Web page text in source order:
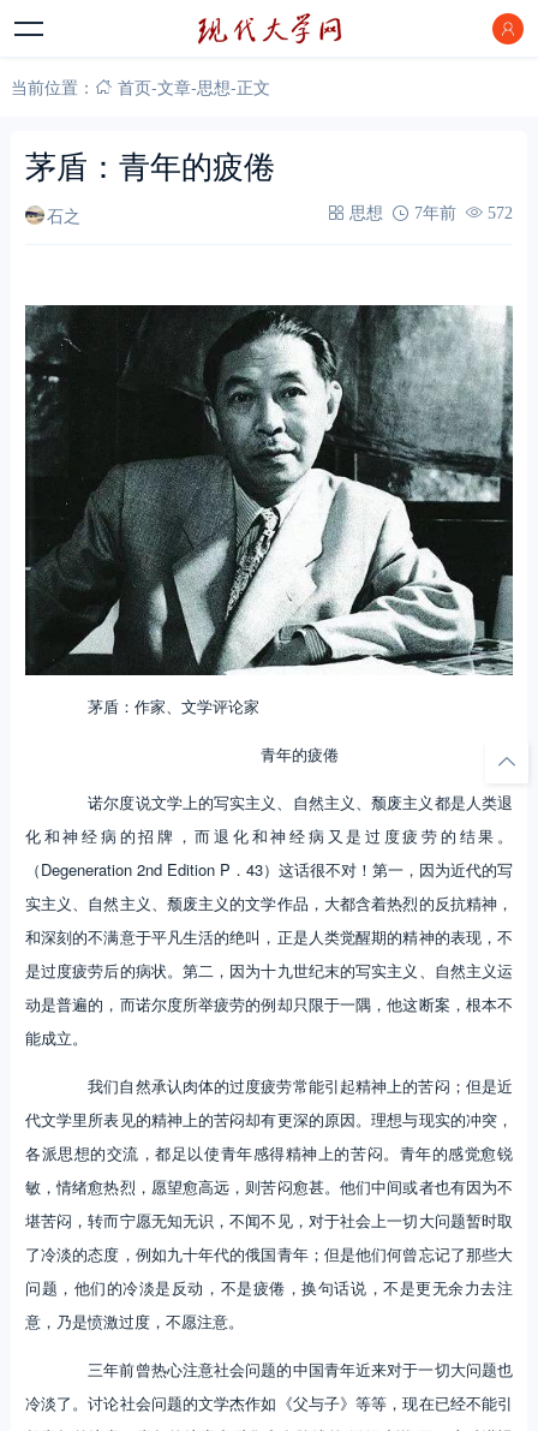
当前位置： 首页-文章-思想-正文
茅盾：青年的疲倦
石之 思想 7年前 572
茅盾：作家、文学评论家
青年的疲倦
诺尔度说文学上的写实主义、自然主义、颓废主义都是人类退
化和神经病的招牌，而退化和神经病又是过度疲劳的结果。
（Degeneration 2nd Edition P．43）这话很不对！第一，因为近代的写
实主义、自然主义、颓废主义的文学作品，大都含着热烈的反抗精神，
和深刻的不满意于平凡生活的绝叫，正是人类觉醒期的精神的表现，不
是过度疲劳后的病状。第二，因为十九世纪末的写实主义、自然主义运
动是普遍的，而诺尔度所举疲劳的例却只限于一隅，他这断案，根本不
能成立。
我们自然承认肉体的过度疲劳常能引起精神上的苦闷；但是近
代文学里所表见的精神上的苦闷却有更深的原因。理想与现实的冲突，
各派思想的交流，都足以使青年感得精神上的苦闷。青年的感觉愈锐
敏，情绪愈热烈，愿望愈高远，则苦闷愈甚。他们中间或者也有因为不
堪苦闷，转而宁愿无知无识，不闻不见，对于社会上一切大问题暂时取
了冷淡的态度，例如九十年代的俄国青年；但是他们何曾忘记了那些大
问题，他们的冷淡是反动，不是疲倦，换句话说，不是更无余力去注
意，乃是愤激过度，不愿注意。
三年前曾热心注意社会问题的中国青年近来对于一切大问题也
冷淡了。讨论社会问题的文学杰作如《父与子》等等，现在已经不能引